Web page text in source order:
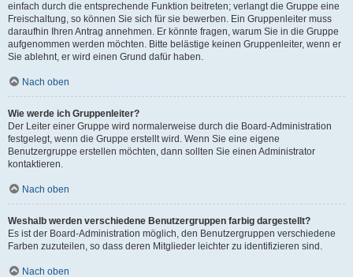
einfach durch die entsprechende Funktion beitreten; verlangt die Gruppe eine
Freischaltung, so können Sie sich für sie bewerben. Ein Gruppenleiter muss
daraufhin Ihren Antrag annehmen. Er könnte fragen, warum Sie in die Gruppe
aufgenommen werden möchten. Bitte belästige keinen Gruppenleiter, wenn er
Sie ablehnt, er wird einen Grund dafür haben.
Nach oben
Wie werde ich Gruppenleiter?
Der Leiter einer Gruppe wird normalerweise durch die Board-Administration
festgelegt, wenn die Gruppe erstellt wird. Wenn Sie eine eigene
Benutzergruppe erstellen möchten, dann sollten Sie einen Administrator
kontaktieren.
Nach oben
Weshalb werden verschiedene Benutzergruppen farbig dargestellt?
Es ist der Board-Administration möglich, den Benutzergruppen verschiedene
Farben zuzuteilen, so dass deren Mitglieder leichter zu identifizieren sind.
Nach oben